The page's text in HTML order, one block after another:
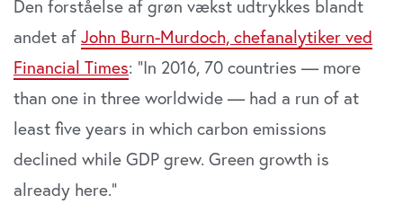
Den forståelse af grøn vækst udtrykkes blandt
andet af John Burn-Murdoch, chefanalytiker ved
Financial Times: “In 2016, 70 countries — more
than one in three worldwide — had a run of at
least five years in which carbon emissions
declined while GDP grew. Green growth is
already here.”